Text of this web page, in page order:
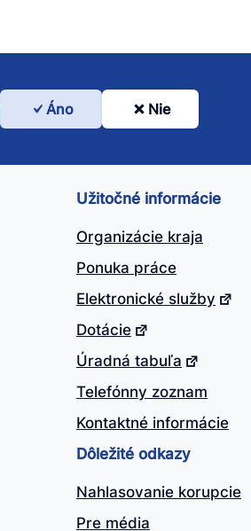
Bol
tento
článok
užitočný?
Áno Nie
Užitočné informácie
Organizácie kraja
Ponuka práce
Elektronické služby
Dotácie
Úradná tabuľa
Telefónny zoznam
Kontaktné informácie
Dôležité odkazy
Nahlasovanie korupcie
Pre média